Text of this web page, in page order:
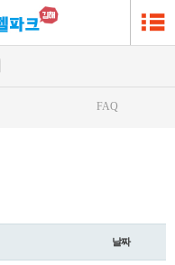
FAQ
날짜